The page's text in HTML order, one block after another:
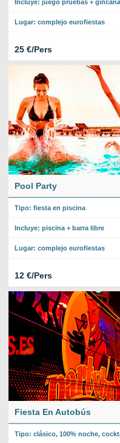
Incluye: juego pruebas + gincana
Lugar: complejo eurofiestas
25 €/Pers
Pool Party
Tipo: fiesta en piscina
Incluye: piscina + barra libre
Lugar: complejo eurofiestas
12 €/Pers
Fiesta En Autobús
Tipo: clásico, 100% noche,